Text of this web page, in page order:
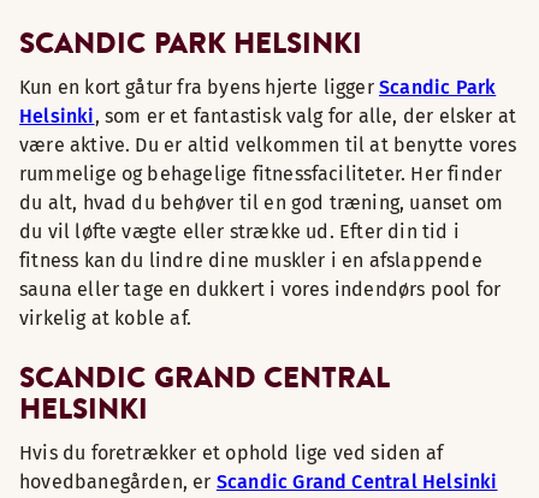
SCANDIC PARK HELSINKI
Kun en kort gåtur fra byens hjerte ligger Scandic Park
Helsinki, som er et fantastisk valg for alle, der elsker at
være aktive. Du er altid velkommen til at benytte vores
rummelige og behagelige fitnessfaciliteter. Her finder
du alt, hvad du behøver til en god træning, uanset om
du vil løfte vægte eller strække ud. Efter din tid i
fitness kan du lindre dine muskler i en afslappende
sauna eller tage en dukkert i vores indendørs pool for
virkelig at koble af.
SCANDIC GRAND CENTRAL
HELSINKI
Hvis du foretrækker et ophold lige ved siden af
hovedbanegården, er Scandic Grand Central Helsinki